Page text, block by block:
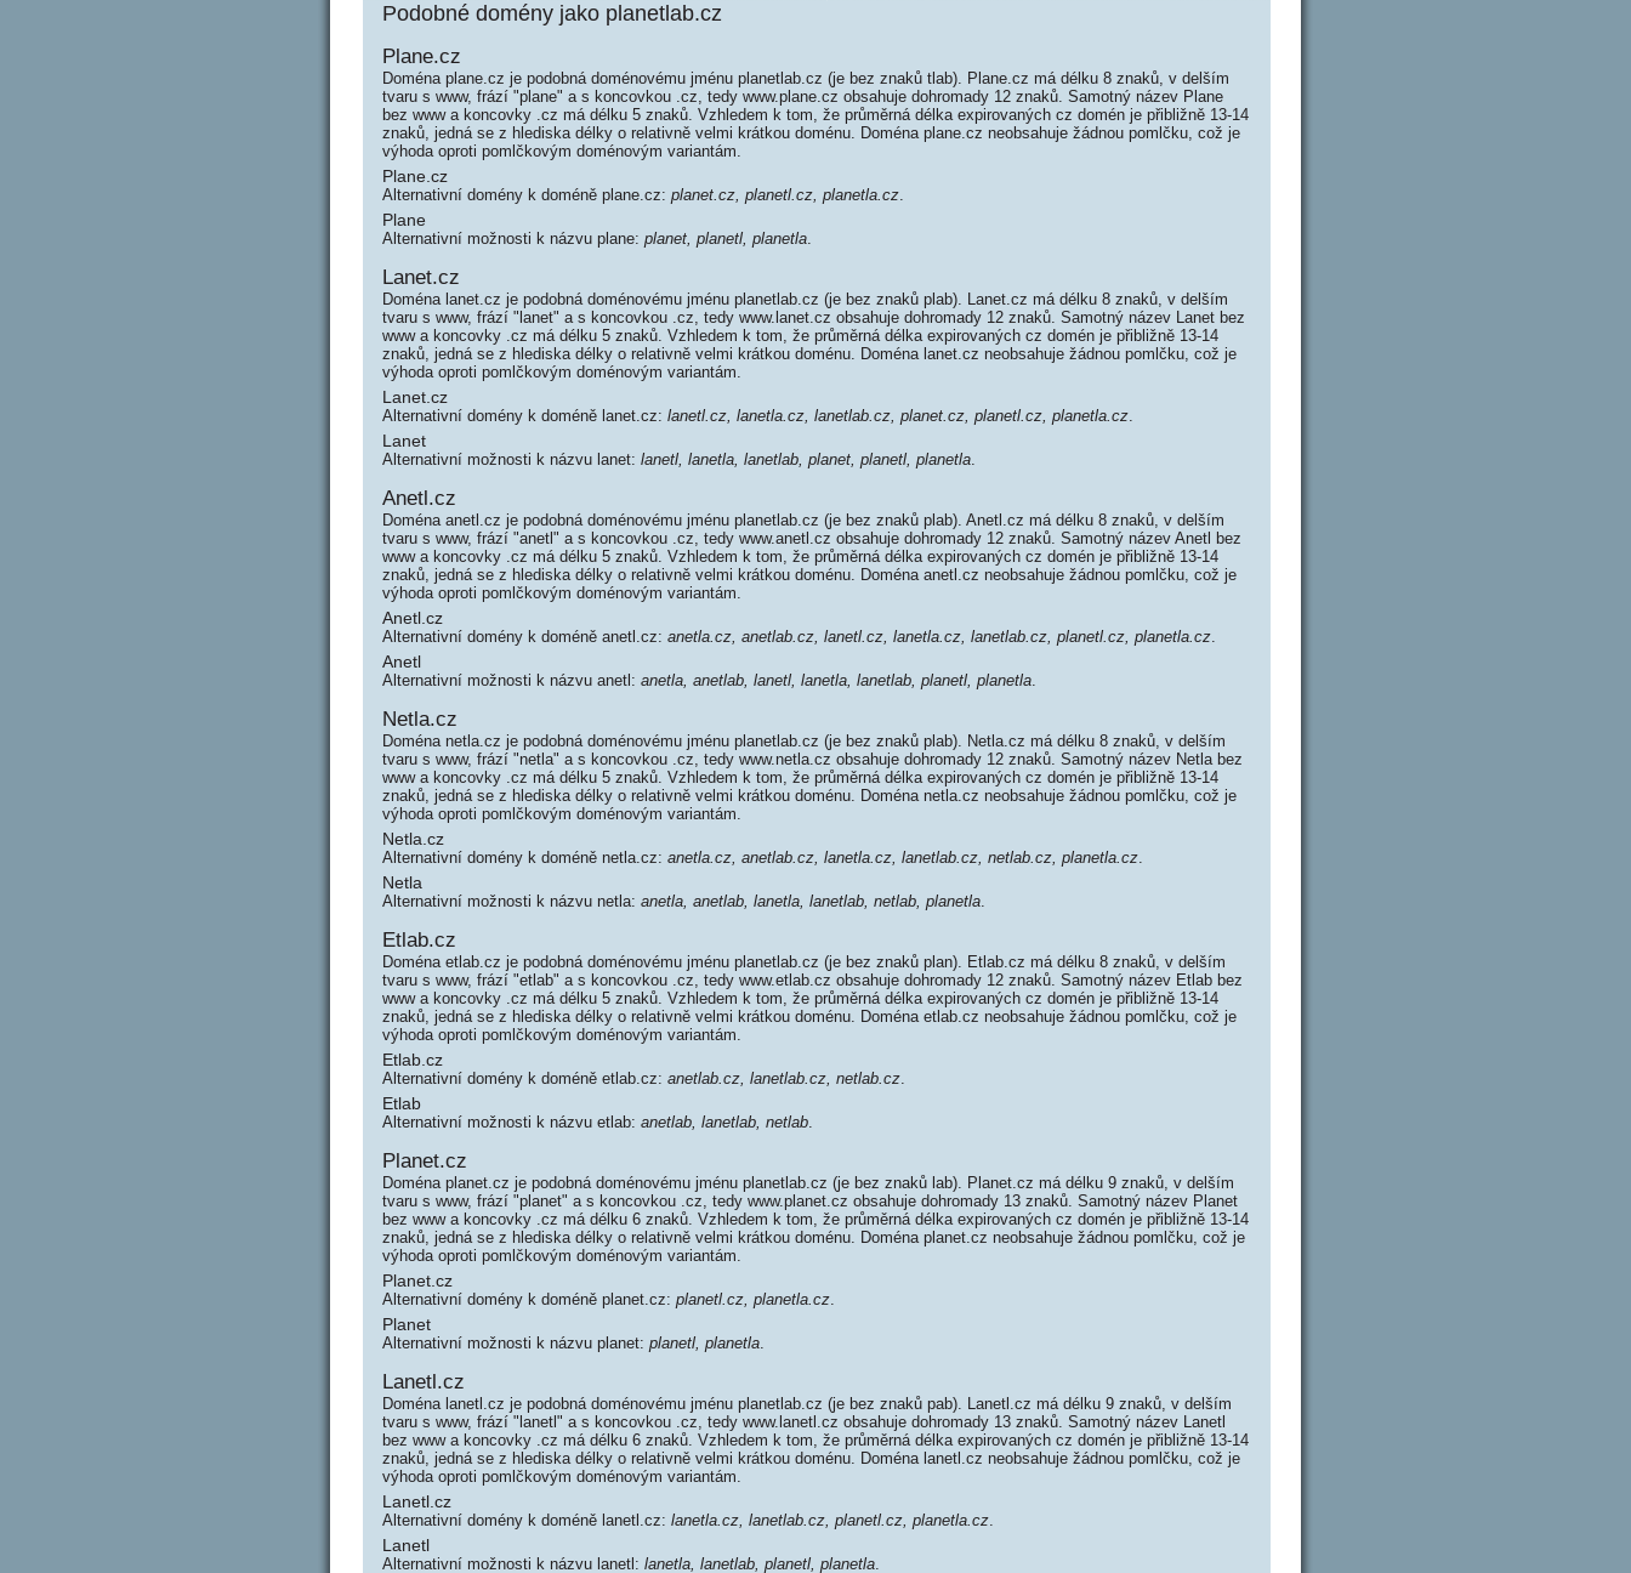
Podobné domény jako planetlab.cz
Plane.cz
Doména plane.cz je podobná doménovému jménu planetlab.cz (je bez znaků tlab). Plane.cz má délku 8 znaků, v delším
tvaru s www, frází "plane" a s koncovkou .cz, tedy www.plane.cz obsahuje dohromady 12 znaků. Samotný název Plane
bez www a koncovky .cz má délku 5 znaků. Vzhledem k tom, že průměrná délka expirovaných cz domén je přibližně 13-14
znaků, jedná se z hlediska délky o relativně velmi krátkou doménu. Doména plane.cz neobsahuje žádnou pomlčku, což je
výhoda oproti pomlčkovým doménovým variantám.
Plane.cz
Alternativní domény k doméně plane.cz: planet.cz, planetl.cz, planetla.cz.
Plane
Alternativní možnosti k názvu plane: planet, planetl, planetla.
Lanet.cz
Doména lanet.cz je podobná doménovému jménu planetlab.cz (je bez znaků plab). Lanet.cz má délku 8 znaků, v delším
tvaru s www, frází "lanet" a s koncovkou .cz, tedy www.lanet.cz obsahuje dohromady 12 znaků. Samotný název Lanet bez
www a koncovky .cz má délku 5 znaků. Vzhledem k tom, že průměrná délka expirovaných cz domén je přibližně 13-14
znaků, jedná se z hlediska délky o relativně velmi krátkou doménu. Doména lanet.cz neobsahuje žádnou pomlčku, což je
výhoda oproti pomlčkovým doménovým variantám.
Lanet.cz
Alternativní domény k doméně lanet.cz: lanetl.cz, lanetla.cz, lanetlab.cz, planet.cz, planetl.cz, planetla.cz.
Lanet
Alternativní možnosti k názvu lanet: lanetl, lanetla, lanetlab, planet, planetl, planetla.
Anetl.cz
Doména anetl.cz je podobná doménovému jménu planetlab.cz (je bez znaků plab). Anetl.cz má délku 8 znaků, v delším
tvaru s www, frází "anetl" a s koncovkou .cz, tedy www.anetl.cz obsahuje dohromady 12 znaků. Samotný název Anetl bez
www a koncovky .cz má délku 5 znaků. Vzhledem k tom, že průměrná délka expirovaných cz domén je přibližně 13-14
znaků, jedná se z hlediska délky o relativně velmi krátkou doménu. Doména anetl.cz neobsahuje žádnou pomlčku, což je
výhoda oproti pomlčkovým doménovým variantám.
Anetl.cz
Alternativní domény k doméně anetl.cz: anetla.cz, anetlab.cz, lanetl.cz, lanetla.cz, lanetlab.cz, planetl.cz, planetla.cz.
Anetl
Alternativní možnosti k názvu anetl: anetla, anetlab, lanetl, lanetla, lanetlab, planetl, planetla.
Netla.cz
Doména netla.cz je podobná doménovému jménu planetlab.cz (je bez znaků plab). Netla.cz má délku 8 znaků, v delším
tvaru s www, frází "netla" a s koncovkou .cz, tedy www.netla.cz obsahuje dohromady 12 znaků. Samotný název Netla bez
www a koncovky .cz má délku 5 znaků. Vzhledem k tom, že průměrná délka expirovaných cz domén je přibližně 13-14
znaků, jedná se z hlediska délky o relativně velmi krátkou doménu. Doména netla.cz neobsahuje žádnou pomlčku, což je
výhoda oproti pomlčkovým doménovým variantám.
Netla.cz
Alternativní domény k doméně netla.cz: anetla.cz, anetlab.cz, lanetla.cz, lanetlab.cz, netlab.cz, planetla.cz.
Netla
Alternativní možnosti k názvu netla: anetla, anetlab, lanetla, lanetlab, netlab, planetla.
Etlab.cz
Doména etlab.cz je podobná doménovému jménu planetlab.cz (je bez znaků plan). Etlab.cz má délku 8 znaků, v delším
tvaru s www, frází "etlab" a s koncovkou .cz, tedy www.etlab.cz obsahuje dohromady 12 znaků. Samotný název Etlab bez
www a koncovky .cz má délku 5 znaků. Vzhledem k tom, že průměrná délka expirovaných cz domén je přibližně 13-14
znaků, jedná se z hlediska délky o relativně velmi krátkou doménu. Doména etlab.cz neobsahuje žádnou pomlčku, což je
výhoda oproti pomlčkovým doménovým variantám.
Etlab.cz
Alternativní domény k doméně etlab.cz: anetlab.cz, lanetlab.cz, netlab.cz.
Etlab
Alternativní možnosti k názvu etlab: anetlab, lanetlab, netlab.
Planet.cz
Doména planet.cz je podobná doménovému jménu planetlab.cz (je bez znaků lab). Planet.cz má délku 9 znaků, v delším
tvaru s www, frází "planet" a s koncovkou .cz, tedy www.planet.cz obsahuje dohromady 13 znaků. Samotný název Planet
bez www a koncovky .cz má délku 6 znaků. Vzhledem k tom, že průměrná délka expirovaných cz domén je přibližně 13-14
znaků, jedná se z hlediska délky o relativně velmi krátkou doménu. Doména planet.cz neobsahuje žádnou pomlčku, což je
výhoda oproti pomlčkovým doménovým variantám.
Planet.cz
Alternativní domény k doméně planet.cz: planetl.cz, planetla.cz.
Planet
Alternativní možnosti k názvu planet: planetl, planetla.
Lanetl.cz
Doména lanetl.cz je podobná doménovému jménu planetlab.cz (je bez znaků pab). Lanetl.cz má délku 9 znaků, v delším
tvaru s www, frází "lanetl" a s koncovkou .cz, tedy www.lanetl.cz obsahuje dohromady 13 znaků. Samotný název Lanetl
bez www a koncovky .cz má délku 6 znaků. Vzhledem k tom, že průměrná délka expirovaných cz domén je přibližně 13-14
znaků, jedná se z hlediska délky o relativně velmi krátkou doménu. Doména lanetl.cz neobsahuje žádnou pomlčku, což je
výhoda oproti pomlčkovým doménovým variantám.
Lanetl.cz
Alternativní domény k doméně lanetl.cz: lanetla.cz, lanetlab.cz, planetl.cz, planetla.cz.
Lanetl
Alternativní možnosti k názvu lanetl: lanetla, lanetlab, planetl, planetla.